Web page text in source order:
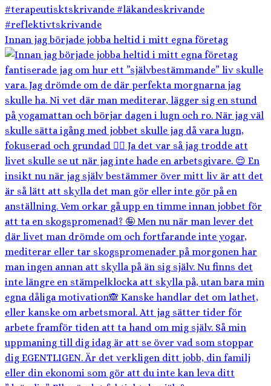
Innan jag började jobba heltid i mitt egna företag